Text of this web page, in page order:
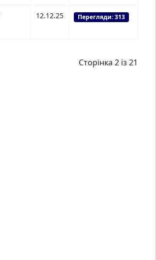
12.12.25 Перегляди: 313
Сторінка 2 із 21